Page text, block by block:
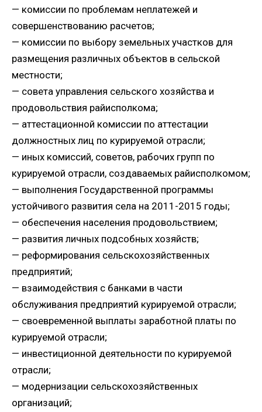
— комиссии по проблемам неплатежей и
совершенствованию расчетов;
— комиссии по выбору земельных участков для
размещения различных объектов в сельской
местности;
— совета управления сельского хозяйства и
продовольствия райисполкома;
— аттестационной комиссии по аттестации
должностных лиц по курируемой отрасли;
— иных комиссий, советов, рабочих групп по
курируемой отрасли, создаваемых райисполкомом;
— выполнения Государственной программы
устойчивого развития села на 2011-2015 годы;
— обеспечения населения продовольствием;
— развития личных подсобных хозяйств;
— реформирования сельскохозяйственных
предприятий;
— взаимодействия с банками в части
обслуживания предприятий курируемой отрасли;
— своевременной выплаты заработной платы по
курируемой отрасли;
— инвестиционной деятельности по курируемой
отрасли;
— модернизации сельскохозяйственных
организаций;